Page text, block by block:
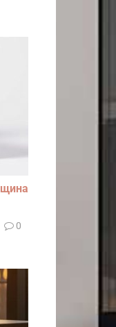
0